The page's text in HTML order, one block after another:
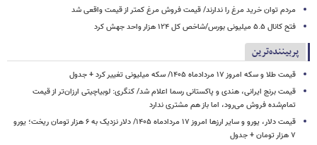
مردم توان خرید مرغ را ندارند/ قیمت فروش مرغ کمتر از قیمت واقعی شد
فتح کانال ۵.۵ میلیونی بورس/شاخص کل ۱۲۴ هزار واحد جهش کرد
پربیننده‌ترین
قیمت طلا و سکه امروز ۱۷ مردادماه ۱۴۰۵/ سکه میلیونی تغییر کرد + جدول
قیمت برنج ایرانی، هندی و پاکستانی رسما اعلام شد/ کنگری: لوبیاچیتی ارزان‌تر از قیمت
تمام‌شده فروش می‌رود، اما باز هم مشتری ندارد
قیمت دلار، یورو و سایر ارزها امروز ۱۷ مردادماه ۱۴۰۵/ دلار نزدیک به ۶ هزار تومان ریخت؛ یورو
۷ هزار تومان + جدول